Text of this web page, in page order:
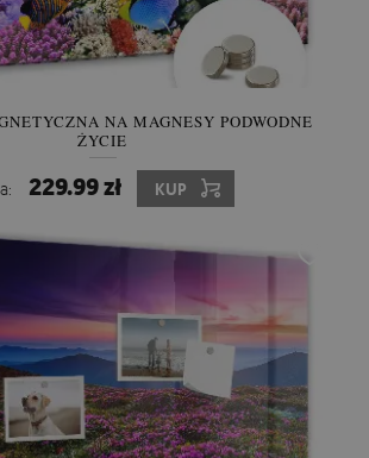
NA MAGNESY PODWODNE
ŻYCIE
229.99 zł KUP